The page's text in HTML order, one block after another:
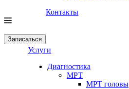
Контакты
Записаться
Услуги
Диагностика
МРТ
МРТ головы